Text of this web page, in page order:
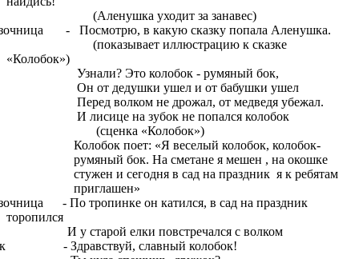
уходит за занавес)
- Посмотрю, в какую сказку попала Аленушка.
иллюстрацию к сказке
«Колобок»)
Это колобок - румяный бок,
дедушки ушел и от бабушки ушел
волком не дрожал, от медведя убежал.
на зубок не попался колобок
«Колобок»)
Колобок поет: «Я веселый колобок, колобок-
румяный бок. На сметане я мешен , на окошке
стужен и сегодня в сад на праздник я к ребятам
приглашен»
- По тропинке он катился, в сад на праздник
торопился
старой елки повстречался с волком
- Здравствуй, славный колобок!